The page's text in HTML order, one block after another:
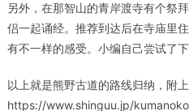
另外，在那智山的青岸渡寺有个祭
侣一起诵经。推荐到达后在寺庙里
有不一样的感受。小编自己尝试了下
以上就是熊野古道的路线归纳，附上
https://www.shinguu.jp/